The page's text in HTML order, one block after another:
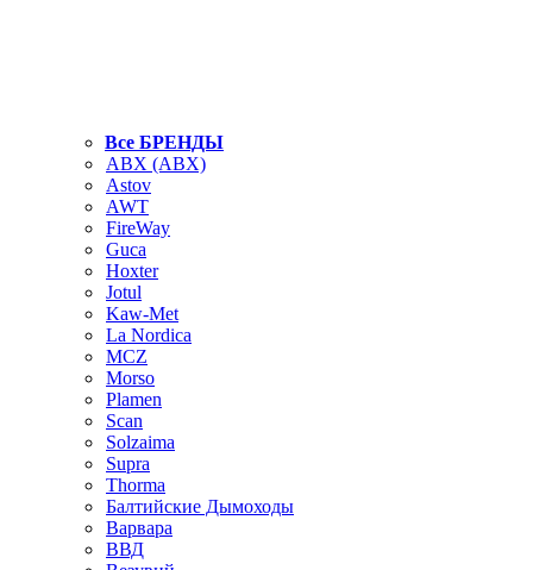
Все БРЕНДЫ
ABX (АВХ)
Astov
AWT
FireWay
Guca
Hoxter
Jotul
Kaw-Met
La Nordica
MCZ
Morso
Plamen
Scan
Solzaima
Supra
Thorma
Балтийские Дымоходы
Варвара
ВВД